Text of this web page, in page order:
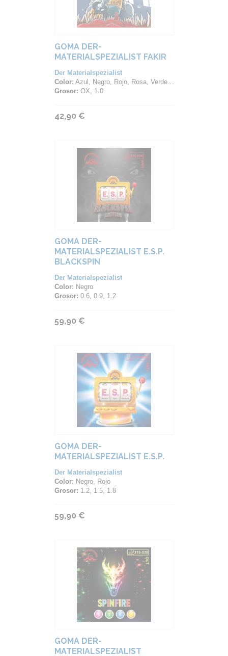
GOMA DER-
MATERIALSPEZIALIST FAKIR
Der Materialspezialist
Color: Azul, Negro, Rojo, Rosa, Verde, Violeta
Grosor: OX, 1.0
42,90 €
GOMA DER-
MATERIALSPEZIALIST E.S.P.
BLACKSPIN
Der Materialspezialist
Color: Negro
Grosor: 0.6, 0.9, 1.2
59,90 €
GOMA DER-
MATERIALSPEZIALIST E.S.P.
Der Materialspezialist
Color: Negro, Rojo
Grosor: 1.2, 1.5, 1.8
59,90 €
GOMA DER-
MATERIALSPEZIALIST